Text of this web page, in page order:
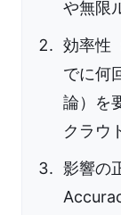
や無限
効率性
でに何
論）を
クラウ
影響の